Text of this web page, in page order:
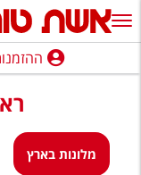
ההזמנות שלי
חופשה לפי סגנון
מלונות בארץ